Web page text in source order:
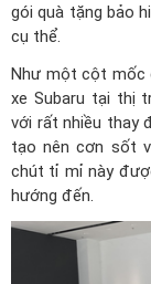
gói quà tặng bảo
cụ thể.
Như một cột mốc
xe Subaru tại thị
với rất nhiều thay
tạo nên cơn sốt
chút tỉ mỉ này
hướng đến.